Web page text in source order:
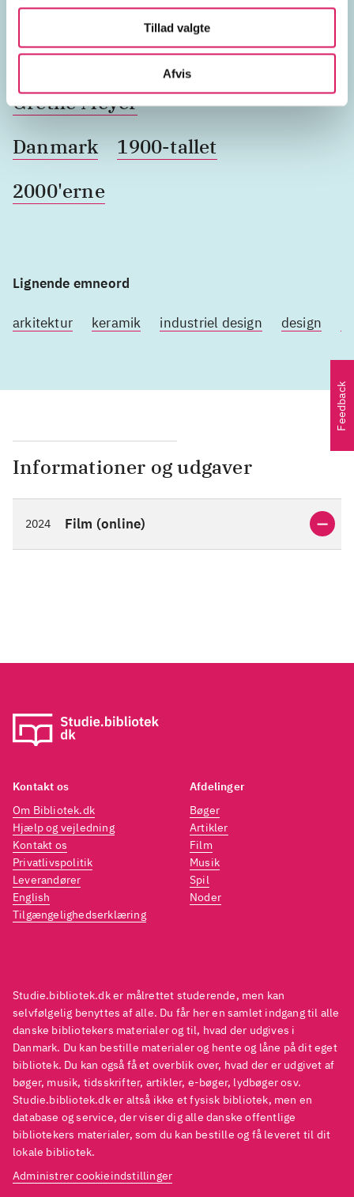
Tillad valgte
Afvis
dansk keramik
dansk glaskunst
arkitekter
designere
Grethe Meyer
Danmark
1900-tallet
2000'erne
Lignende emneord
arkitektur keramik industriel design design
Informationer og udgaver
2024 Film (online)
Feedback
Studie.bibliotek.dk er målrettet studerende, men kan
selvfølgelig benyttes af alle. Du får her en samlet indgang til alle
danske bibliotekers materialer og til, hvad der udgives i
Danmark. Du kan bestille materialer og hente og låne på dit eget
bibliotek. Du kan også få et overblik over, hvad der er udgivet af
bøger, musik, tidsskrifter, artikler, e-bøger, lydbøger osv.
Studie.bibliotek.dk er altså ikke et fysisk bibliotek, men en
database og service, der viser dig alle danske offentlige
bibliotekers materialer, som du kan bestille og få leveret til dit
lokale bibliotek.
Administrer cookieindstillinger
Kontakt os
Om Bibliotek.dk
Hjælp og vejledning
Kontakt os
Privatlivspolitik
Leverandører
English
Tilgængelighedserklæring
Afdelinger
Bøger
Artikler
Film
Musik
Spil
Noder